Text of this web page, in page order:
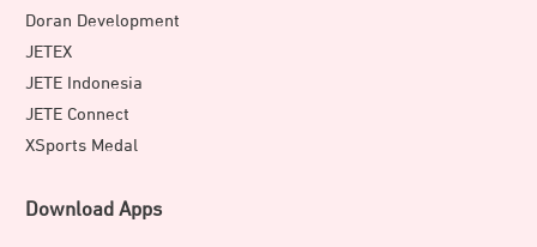
Doran Development
JETEX
JETE Indonesia
JETE Connect
XSports Medal
Download Apps